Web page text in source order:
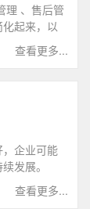
理 、售后管
起来，以
4个方面。
查看更多...
企业可能
发展。
查看更多...